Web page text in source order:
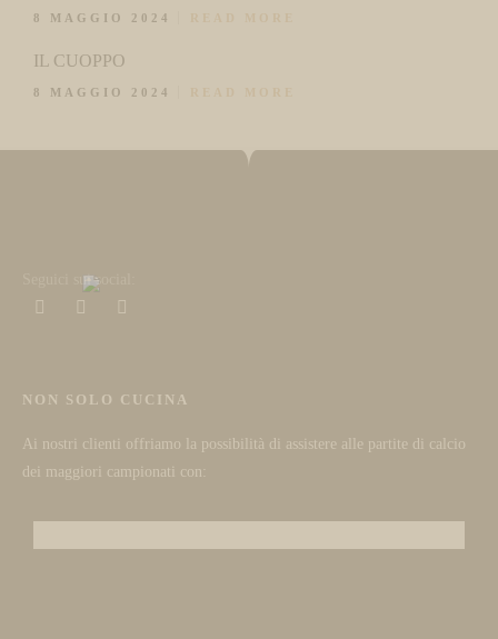
8 MAGGIO 2024
IL CUOPPO
8 MAGGIO 2024
Seguici sui social:
NON SOLO CUCINA
Ai nostri clienti offriamo la possibilità di assistere alle partite di calcio
dei maggiori campionati con: